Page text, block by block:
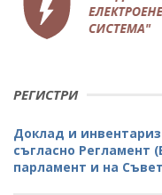
РЕГИСТРИ
Доклад и
съгласно Регламент
парламент и на